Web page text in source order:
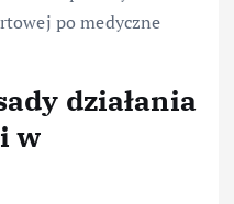
po medyczne
działania
w